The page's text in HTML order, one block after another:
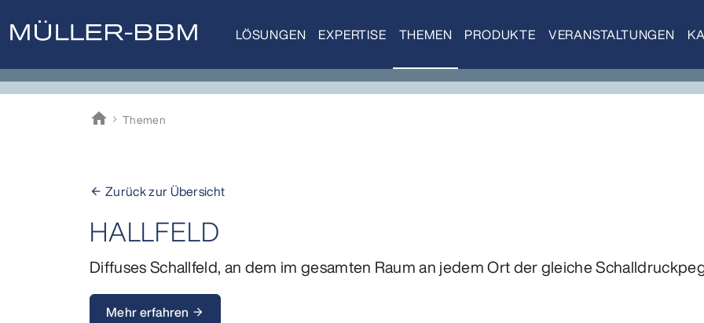
LÖSUNGEN EXPERTISE THEMEN PRODUKTE VERANSTALTUNGEN
home
Müller-BBM
Themen
arrow_back Zurück zur Übersicht
HALLFELD
Diffuses Schallfeld, an dem im gesamten Raum an jedem Ort der gleiche
Mehr erfahren arrow_forward